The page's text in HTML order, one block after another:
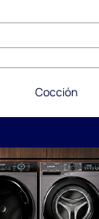
Cocción